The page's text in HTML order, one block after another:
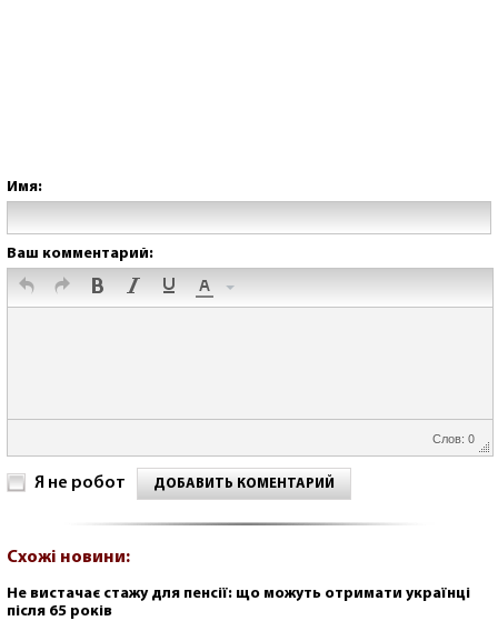
Имя:
Ваш комментарий:
Слов: 0
Я не робот ДОБАВИТЬ КОМЕНТАРИЙ
Схожі новини:
Не вистачає стажу для пенсії: що можуть отримати українці
після 65 років